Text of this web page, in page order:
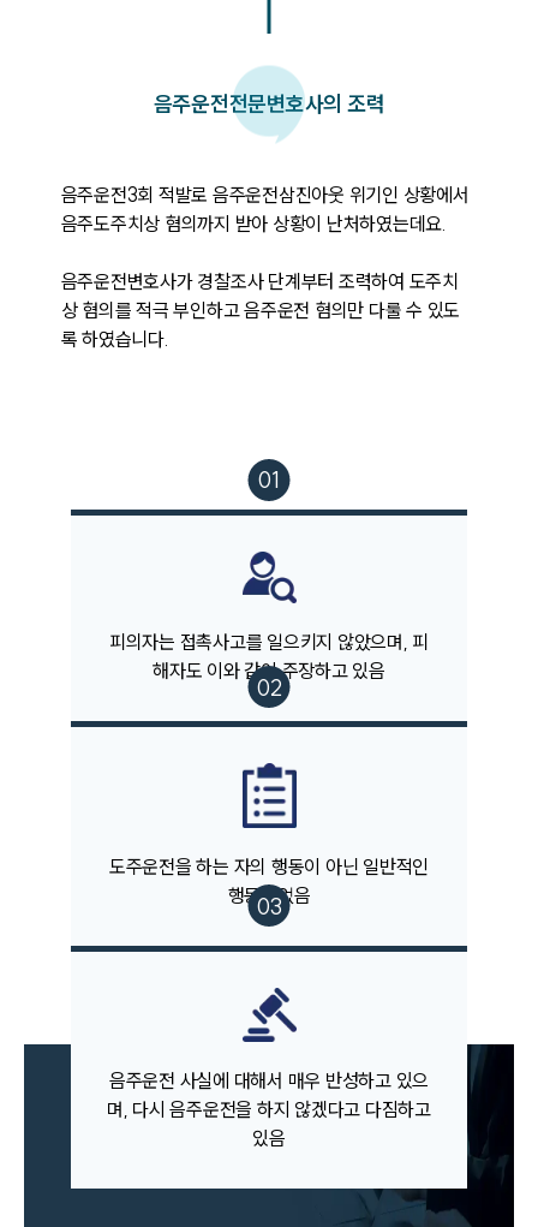
팀소개
대륜의 강점
오시는 길
글로벌 파트너 로펌
통합검색
AI대륜
업무사례
주요 업무사례
사례분석/최신동향
법률지식인
고객후기
업무분야
음주운전전문변호사의 조력
음주운전3회 적발로 음주운전삼진아웃 위기인 상황에서
음주도주치상 혐의까지 받아 상황이 난처하였는데요.
음주운전변호사가 경찰조사 단계부터 조력하여 도주치
상 혐의를 적극 부인하고 음주운전 혐의만 다룰 수 있도
록 하였습니다.
피의자는 접촉사고를 일으키지 않았으며, 피
해자도 이와 같이 주장하고 있음
도주운전을 하는 자의 행동이 아닌 일반적인
행동이었음
음주운전 사실에 대해서 매우 반성하고 있으
며, 다시 음주운전을 하지 않겠다고 다짐하고
있음